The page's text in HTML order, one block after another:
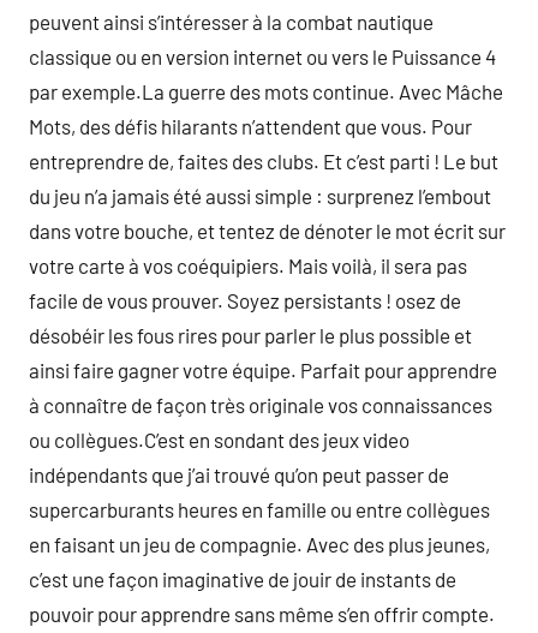
peuvent ainsi s’intéresser à la combat nautique
classique ou en version internet ou vers le Puissance 4
par exemple.La guerre des mots continue. Avec Mâche
Mots, des défis hilarants n’attendent que vous. Pour
entreprendre de, faites des clubs. Et c’est parti ! Le but
du jeu n’a jamais été aussi simple : surprenez l’embout
dans votre bouche, et tentez de dénoter le mot écrit sur
votre carte à vos coéquipiers. Mais voilà, il sera pas
facile de vous prouver. Soyez persistants ! osez de
désobéir les fous rires pour parler le plus possible et
ainsi faire gagner votre équipe. Parfait pour apprendre
à connaître de façon très originale vos connaissances
ou collègues.C’est en sondant des jeux video
indépendants que j’ai trouvé qu’on peut passer de
supercarburants heures en famille ou entre collègues
en faisant un jeu de compagnie. Avec des plus jeunes,
c’est une façon imaginative de jouir de instants de
pouvoir pour apprendre sans même s’en offrir compte.